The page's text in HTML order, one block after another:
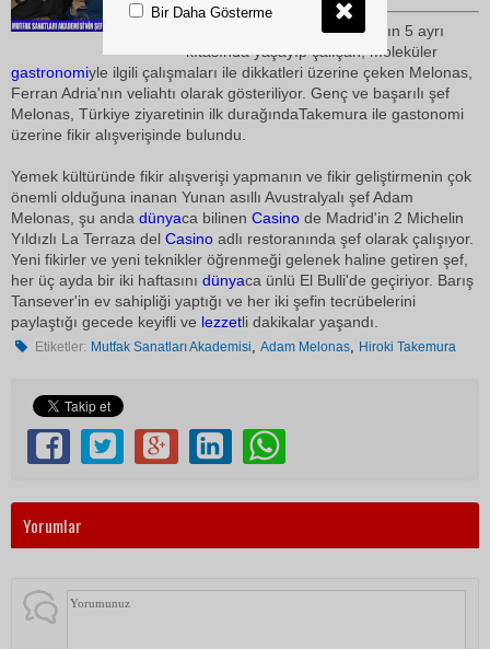
Genç yaşına rağmendünya
nın 5 ayrı
kıtasında yaşayıp çalışan, moleküler
gastronomiyle ilgili çalışmaları ile dikkatleri üzerine çeken Melonas,
Ferran Adria'nın veliahtı olarak gösteriliyor. Genç ve başarılı şef
Melonas, Türkiye ziyaretinin ilk durağındaTakemura ile gastonomi
üzerine fikir alışverişinde bulundu.
Yemek kültüründe fikir alışverişi yapmanın ve fikir geliştirmenin çok
önemli olduğuna inanan Yunan asıllı Avustralyalı şef Adam
Melonas, şu anda dünyaca bilinen Casino de Madrid'in 2 Michelin
Yıldızlı La Terraza del Casino adlı restoranında şef olarak çalışıyor.
Yeni fikirler ve yeni teknikler öğrenmeği gelenek haline getiren şef,
her üç ayda bir iki haftasını dünyaca ünlü El Bulli'de geçiriyor. Barış
Tansever'in ev sahipliği yaptığı ve her iki şefin tecrübelerini
paylaştığı gecede keyifli ve lezzetli dakikalar yaşandı.
Etiketler: Mutfak Sanatları Akademisi,Adam Melonas, Hiroki Takemura
Yorumlar
Bir Daha Gösterme